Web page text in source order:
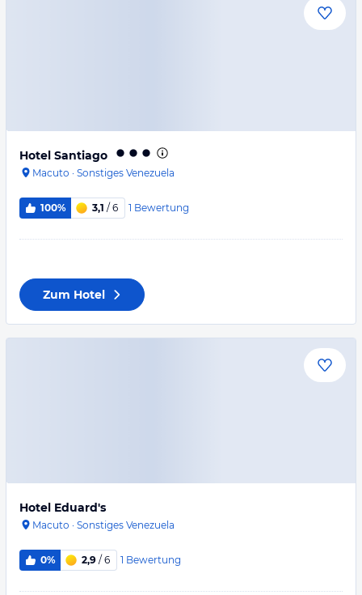
Hotel Santiago
Macuto · Sonstiges Venezuela
100% 3,1 / 6 1 Bewertung
Zum Hotel
Hotel Eduard's
Macuto · Sonstiges Venezuela
0% 2,9 / 6 1 Bewertung